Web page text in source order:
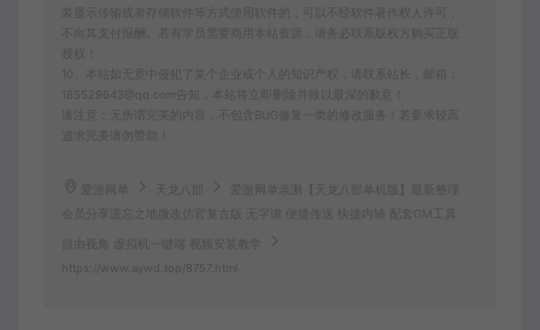
装显示传输或者存储软件等方式使用软件的，可以不经软件著作权人许可，
不向其支付报酬。若有学员需要商用本站资源，请务必联系版权方购买正版
10、本站如无意中侵犯了某个企业或个人的知识产权，请联系站长，邮箱：
185529643@qq.com告知，本站将立即删除并致以最深的歉意！
请注意：无所谓完美的内容，不包含BUG修复一类的修改服务！若要求较高
追求完美请勿赞助！
爱游网单 天龙八部
爱游网单亲测【天龙八部单机版】最新整理
会员分享遗忘之地微改仿官复古版 无字谱 便捷传送 快捷内辅 配套GM工具
自由视角 虚拟机一键端 视频安装教学
https://www.aywd.top/8757.html